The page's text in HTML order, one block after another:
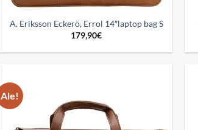
A. Eriksson Eckerö, Errol 14″laptop bag S
179,90€
Ale!